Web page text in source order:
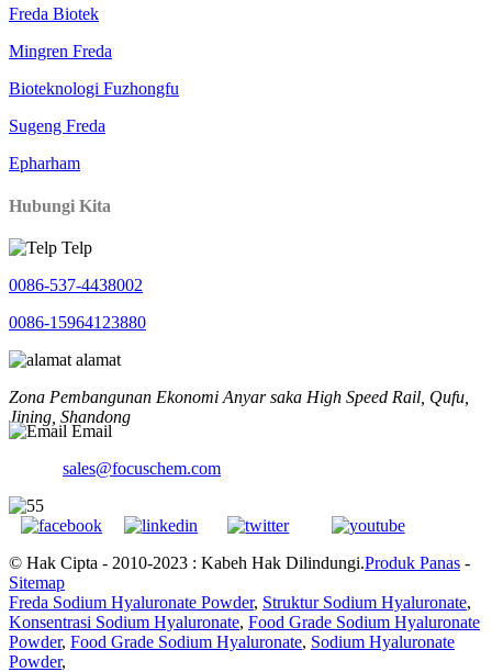
Freda Biotek
Mingren Freda
Bioteknologi Fuzhongfu
Sugeng Freda
Epharham
Hubungi Kita
Telp
0086-537-4438002
0086-15964123880
alamat
Zona Pembangunan Ekonomi Anyar saka High Speed ​​Rail, Qufu,
Jining, Shandong
Email
sales@focuschem.com
© Hak Cipta - 2010-2023 : Kabeh Hak Dilindungi.Produk Panas -
Sitemap
Freda Sodium Hyaluronate Powder, Struktur Sodium Hyaluronate,
Konsentrasi Sodium Hyaluronate, Food Grade Sodium Hyaluronate
Powder, Food Grade Sodium Hyaluronate, Sodium Hyaluronate
Powder,